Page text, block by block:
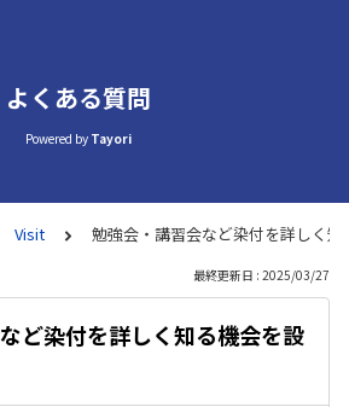
よくある質問
Powered by Tayori
Visit 勉強会・講習会など染付を詳しく
最終更新日 : 2025/03/27
ど染付を詳しく知る機会を設